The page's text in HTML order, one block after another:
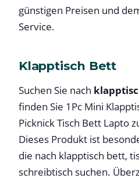
günstigen Preisen und
Service.
Klapptisch Bett
Suchen Sie nach
finden Sie 1Pc Mini
Picknick Tisch Bett Lapto
Dieses Produkt ist
die nach klapptisch bett,
schreibtisch suchen.